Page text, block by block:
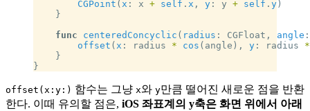
        CGPoint
( x : x + self . x , y : y + self . y)
    }
    func
centeredConcyclic ( radius : CGFloat, angle
        offset
( x : radius * cos (angle), y : radius *
    }
}
offset(x:y:) 함수는 그냥 x와 y만큼 떨어진 새로운 점을 반환
한다. 이때 유의할 점은, iOS 좌표계의 y축은 화면 위에서 아래